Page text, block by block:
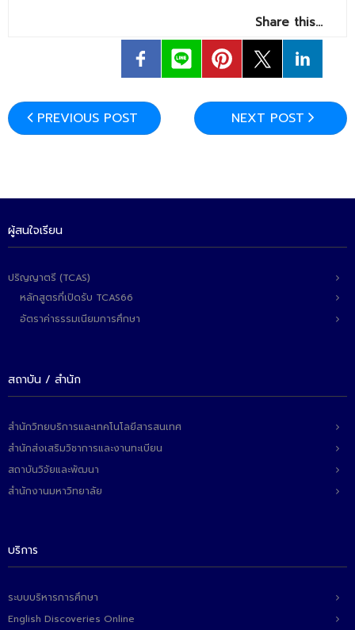
- - เทคโนโลยีสารสนเทศ
ศูนย์บริการ
- ศูนย์ปัญญาประดิษฐ์เพื่อการศึกษา
- ข่าวประชาสัมพันธ์
- ข่าวประชาสัมพันธ์ภายนอก
วารสารคณะ
สวนดุสิต จังหวัดปราจีนบุรี
- โครงการส่งเสริมการปลูกกล้วยเล็บมือนางฯ
Share this…
PREVIOUS POST NEXT POST
ผู้สนใจเรียน
ปริญญาตรี (TCAS)
หลักสูตรที่เปิดรับ TCAS66
อัตราค่าธรรมเนียมการศึกษา
สถาบัน / สำนัก
สำนักวิทยบริการและเทคโนโลยีสารสนเทศ
สำนักส่งเสริมวิชาการและงานทะเบียน
สถาบันวิจัยและพัฒนา
สำนักงานมหาวิทยาลัย
บริการ
ระบบบริหารการศึกษา
English Discoveries Online